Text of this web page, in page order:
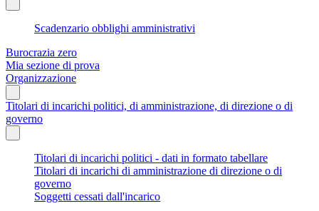
Scadenzario obblighi amministrativi
Burocrazia zero
Mia sezione di prova
Organizzazione
Titolari di incarichi politici, di amministrazione, di direzione o di
governo
Titolari di incarichi politici - dati in formato tabellare
Titolari di incarichi di amministrazione di direzione o di
governo
Soggetti cessati dall'incarico